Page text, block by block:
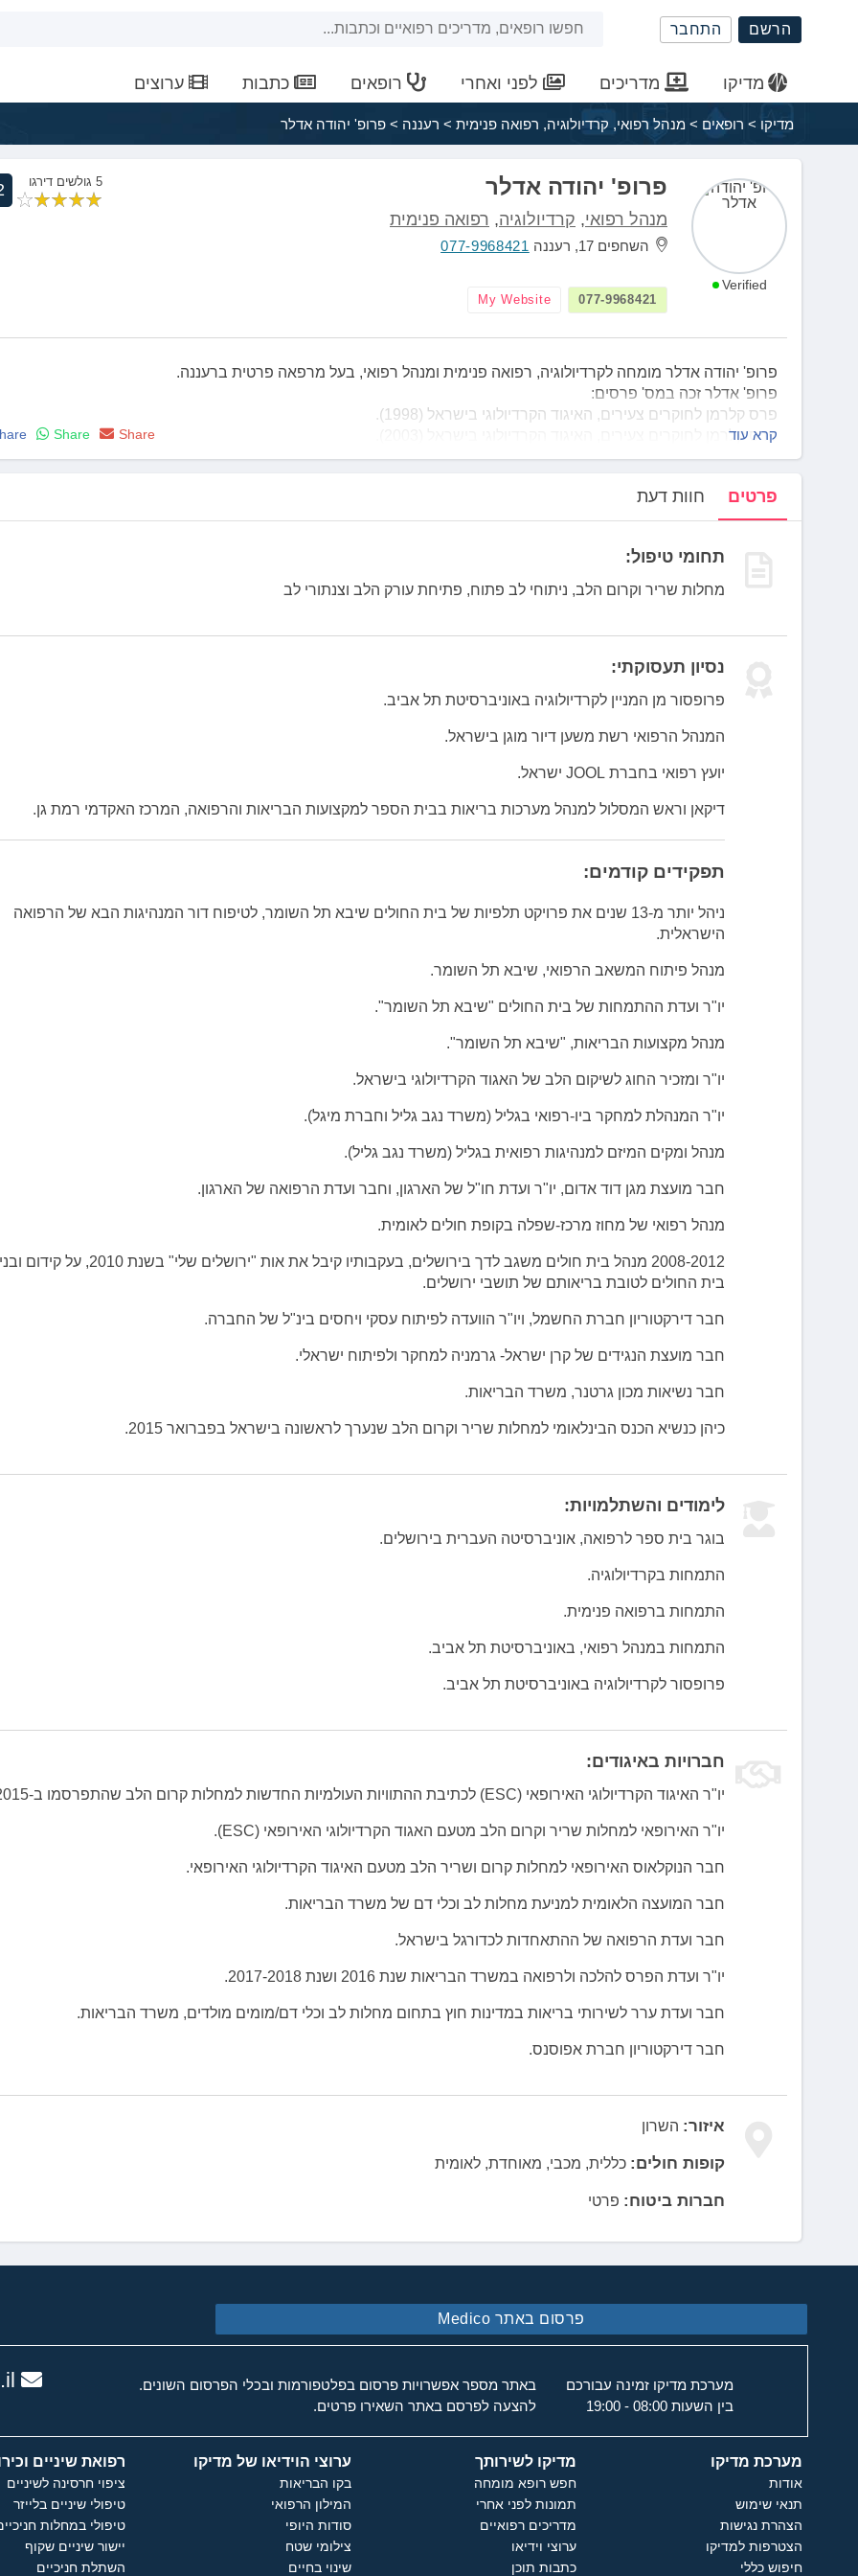
הרשם התחבר
חיפוש
מדיקו מדריכים לפני ואחרי רופאים כתבות ערוצים
מדיקו > רופאים > מנהל רפואי, קרדיולוגיה, רפואה פנימית > רעננה > פרופ' יהודה אדלר
Verified
פרופ' יהודה אדלר
מנהל רפואי, קרדיולוגיה, רפואה פנימית
השחפים 17, רעננה 077-9968421
077-9968421
My Website
5 גולשים דירגו
פרופ' יהודה אדלר מומחה לקרדיולוגיה, רפואה פנימית ומנהל רפואי, בעל מרפאה פרטית ברעננה.
פרופ' אדלר זכה במס' פרסים:
פרס קלרמן לחוקרים צעירים, האיגוד הקרדיולוגי בישראל (1998).
פרס קלרמן לחוקרים צעירים, האיגוד הקרדיולוגי בישראל (2003).
דיפלומת כבוד למצוינות פרסום מחקרי, האיגוד הקרדיולוגי בישראל (2006).
ביותר בעולם לשנת (2019).
לאומיים מהמובילים בעולם.
Share Share קרא עוד
פרטים חוות דעת
תחומי טיפול:
מחלות שריר וקרום הלב, ניתוחי לב פתוח, פתיחת עורק הלב וצנתורי לב
נסיון תעסוקתי:
פרופסור מן המניין לקרדיולוגיה באוניברסיטת תל אביב.
המנהל הרפואי רשת משען דיור מוגן בישראל.
יועץ רפואי בחברת JOOL ישראל.
דיקאן וראש המסלול למנהל מערכות בריאות בבית הספר למקצועות הבריאות והרפואה, המרכז האקדמי רמת גן.
תפקידים קודמים:
ניהל יותר מ-13 שנים את פרויקט תלפיות של בית החולים שיבא תל השומר, לטיפוח דור המנהיגות הבא של הרפואה
הישראלית.
מנהל פיתוח המשאב הרפואי, שיבא תל השומר.
יו"ר ועדת ההתמחות של בית החולים "שיבא תל השומר".
מנהל מקצועות הבריאות, "שיבא תל השומר".
יו"ר ומזכיר החוג לשיקום הלב של האגוד הקרדיולוגי בישראל.
יו"ר המנהלת למחקר ביו-רפואי בגליל (משרד נגב גליל וחברת מיגל).
מנהל ומקים המיזם למנהיגות רפואית בגליל (משרד נגב גליל).
חבר מועצת מגן דוד אדום, יו"ר ועדת חו"ל של הארגון, וחבר ועדת הרפואה של הארגון.
מנהל רפואי של מחוז מרכז-שפלה בקופת חולים לאומית.
2008-2012 מנהל בית חולים משגב לדך בירושלים, בעקבותיו קיבל את אות "ירושלים שלי" בשנת
בית החולים לטובת בריאותם של תושבי ירושלים.
חבר דירקטוריון חברת החשמל, ויו"ר הוועדה לפיתוח עסקי ויחסים בינ"ל של החברה.
חבר מועצת הנגידים של קרן ישראל- גרמניה למחקר ולפיתוח ישראלי.
חבר נשיאות מכון גרטנר, משרד הבריאות.
כיהן כנשיא הכנס הבינלאומי למחלות שריר וקרום הלב שנערך לראשונה בישראל בפברואר 2015.
לימודים והשתלמויות:
בוגר בית ספר לרפואה, אוניברסיטה העברית בירושלים.
התמחות בקרדיולוגיה.
התמחות ברפואה פנימית.
התמחות במנהל רפואי, באוניברסיטת תל אביב.
פרופסור לקרדיולוגיה באוניברסיטת תל אביב.
חברויות באיגודים:
יו"ר האיגוד הקרדיולוגי האירופאי (ESC) לכתיבת ההתוויות העולמיות החדשות למחלות קרום הלב שהתפרסמו ב-2015.
יו"ר האירופאי למחלות שריר וקרום הלב מטעם האגוד הקרדיולוגי האירופאי (ESC).
חבר הנוקלאוס האירופאי למחלות קרום ושריר הלב מטעם האיגוד הקרדיולוגי האירופאי.
חבר המועצה הלאומית למניעת מחלות לב וכלי דם של משרד הבריאות.
חבר ועדת הרפואה של ההתאחדות לכדורגל בישראל.
יו"ר ועדת הפרס להלכה ולרפואה במשרד הבריאות שנת 2016 ושנת 2017-2018.
חבר ועדת ערר לשירותי בריאות במדינות חוץ בתחום מחלות לב וכלי דם/מומים מולדים, משרד הבריאות.
חבר דירקטוריון חברת אפוסנס.
איזור: השרון
קופות חולים: כללית, מכבי, מאוחדת, לאומית
חברות ביטוח: פרטי
פרסום באתר Medico
מערכת מדיקו זמינה עבורכם
בין השעות 08:00 - 19:00
באתר מספר אפשרויות פרסום בפלטפורמות ובכלי הפרסום השונים.
להצעה לפרסם באתר השאירו פרטים.
מערכת מדיקו
אודות
תנאי שימוש
הצהרת נגישות
הצטרפות למדיקו
חיפוש כללי
מדיקו לשירותך
חפש רופא מומחה
תמונות לפני אחרי
מדריכים רפואיים
ערוצי וידיאו
כתבות תוכן
ערוצי הוידיאו של מדיקו
בקו הבריאות
המילון הרפואי
סודות היופי
צילומי שטח
שינוי בחיים
רפואת שיניים
ציפוי חרסינה לשיניים
טיפולי שיניים בלייזר
טיפולי במחלות
יישור שיניים שקוף
השתלת חניכיים